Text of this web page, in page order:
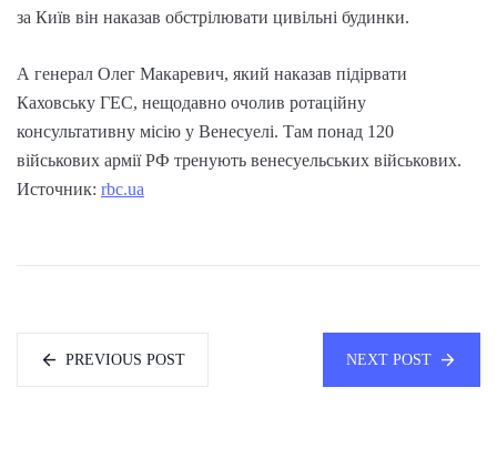
за Київ він наказав обстрілювати цивільні будинки.
А генерал Олег Макаревич, який наказав підірвати
Каховську ГЕС, нещодавно очолив ротаційну
консультативну місію у Венесуелі. Там понад 120
військових армії РФ тренують венесуельських військових.
Источник: rbc.ua
PREVIOUS POST NEXT POST